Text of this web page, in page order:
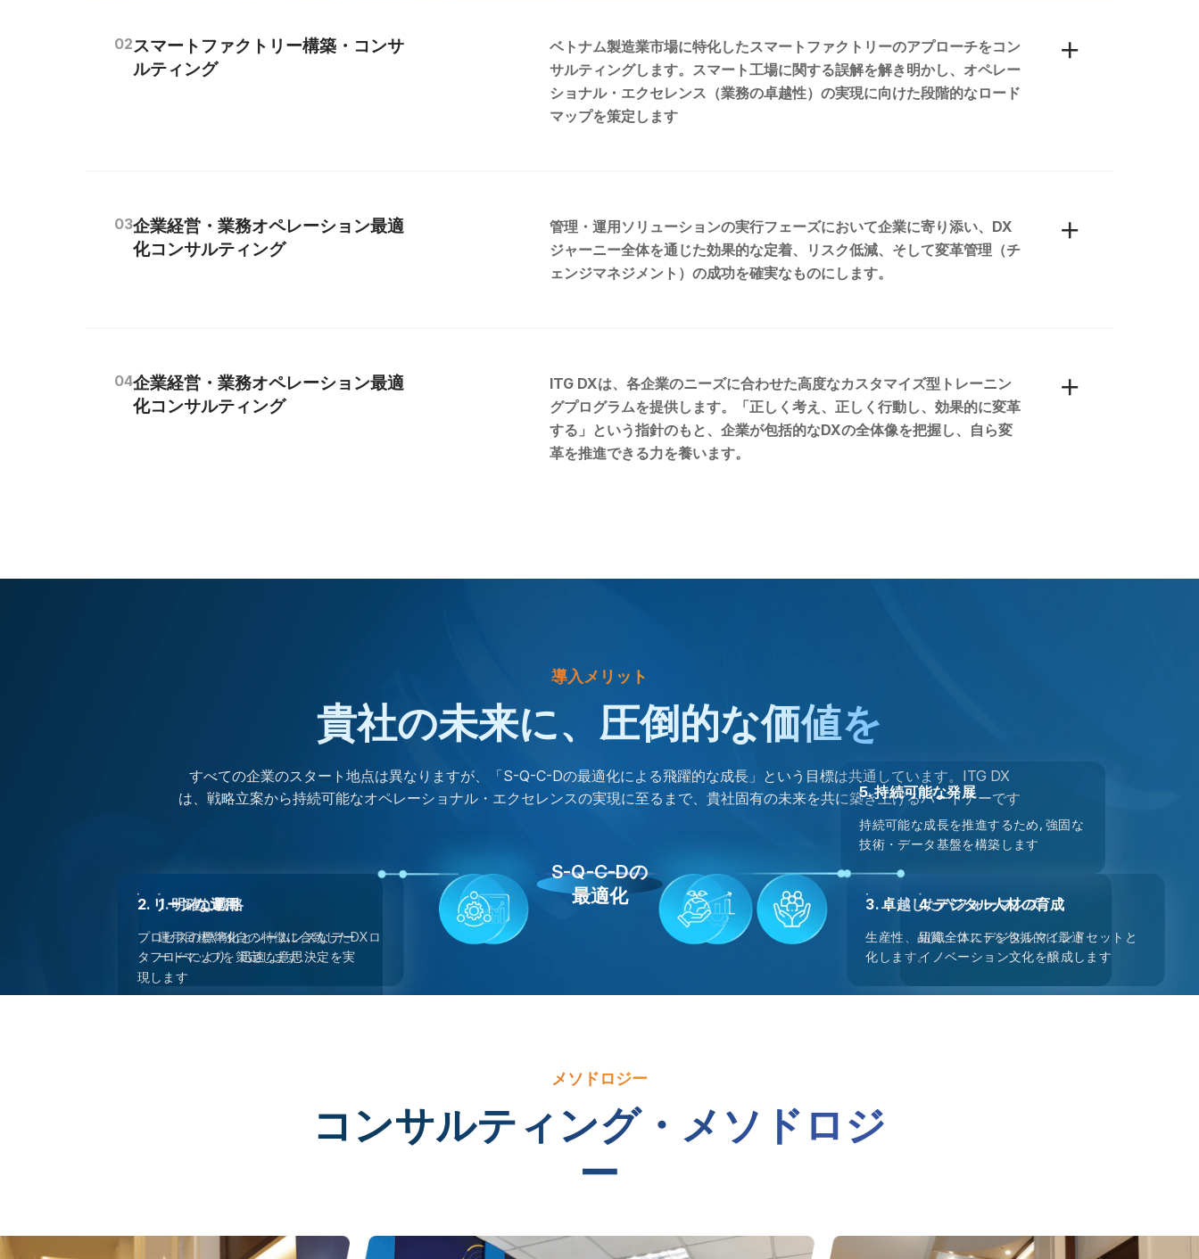
02スマートファクトリー構築・コンサ
ルティング
ベトナム製造業市場に特化したスマートファクトリーのアプローチをコン
サルティングします。スマート工場に関する誤解を解き明かし、オペレー
ショナル・エクセレンス（業務の卓越性）の実現に向けた段階的なロード
マップを策定します
03企業経営・業務オペレーション最適
化コンサルティング
管理・運用ソリューションの実行フェーズにおいて企業に寄り添い、DX
ジャーニー全体を通じた効果的な定着、リスク低減、そして変革管理（チ
ェンジマネジメント）の成功を確実なものにします。
04企業経営・業務オペレーション最適
化コンサルティング
ITG DXは、各企業のニーズに合わせた高度なカスタマイズ型トレーニン
グプログラムを提供します。「正しく考え、正しく行動し、効果的に変革
する」という指針のもと、企業が包括的なDXの全体像を把握し、自ら変
革を推進できる力を養います。
導入メリット
貴社の未来に、圧倒的な価値を
すべての企業のスタート地点は異なりますが、「S-Q-C-Dの最適化による飛躍的な成長」という目標は共通しています。ITG DX
は、戦略立案から持続可能なオペレーショナル・エクセレンスの実現に至るまで、貴社固有の未来を共に築き上げるパートナーです
S-Q-C-Dの
最適化
1. 明確な戦略
運用目標や独自の特徴に合致したDXロ
ードマップを策定します
2. リーンな運用
プロセスの標準化とシームレスなデー
タフローにより、迅速な意思決定を実
現します
3. 卓越したパフォーマンス
生産性、品質、コストを包括的に最適
化します。
4. デジタル人材の育成
組織全体にデジタルマインドセットと
イノベーション文化を醸成します
5. 持続可能な発展
持続可能な成長を推進するため, 強固な
技術・データ基盤を構築します
メソドロジー
コンサルティング・メソドロジ
ー